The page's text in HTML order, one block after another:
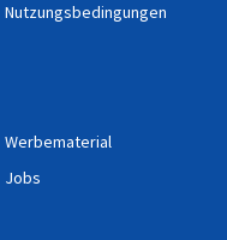
Nutzungsbedingungen
Werbematerial
Jobs